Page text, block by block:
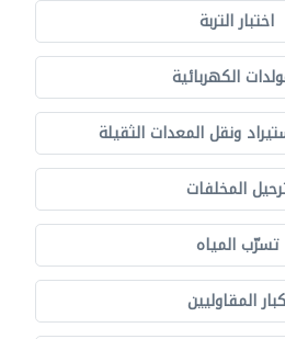
اختبار التربة
الكهربائية
ونقل المعدات الثقيلة
المخلفات
تسرّب المياه
كبار المقاوليين